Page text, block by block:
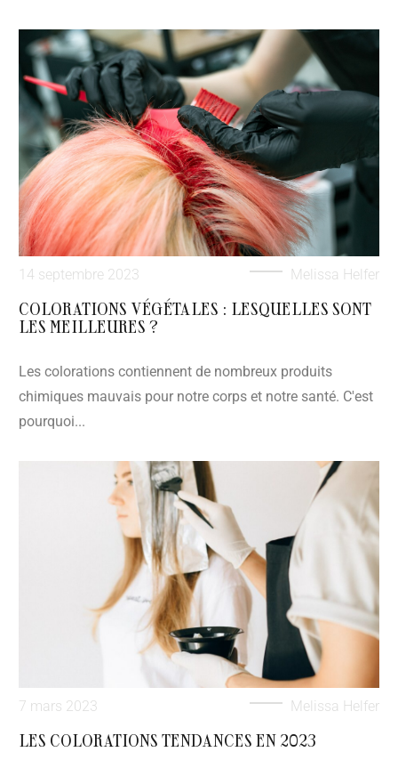
14 septembre 2023 Melissa Helfer
COLORATIONS VÉGÉTALES : LESQUELLES SONT
LES MEILLEURES ?
Les colorations contiennent de nombreux produits
chimiques mauvais pour notre corps et notre santé. C'est
pourquoi...
7 mars 2023 Melissa Helfer
LES COLORATIONS TENDANCES EN 2023